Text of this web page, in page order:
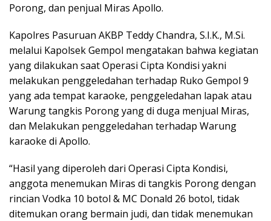
Porong, dan penjual Miras Apollo.
Kapolres Pasuruan AKBP Teddy Chandra, S.I.K., M.Si.
melalui Kapolsek Gempol mengatakan bahwa kegiatan
yang dilakukan saat Operasi Cipta Kondisi yakni
melakukan penggeledahan terhadap Ruko Gempol 9
yang ada tempat karaoke, penggeledahan lapak atau
Warung tangkis Porong yang di duga menjual Miras,
dan Melakukan penggeledahan terhadap Warung
karaoke di Apollo.
“Hasil yang diperoleh dari Operasi Cipta Kondisi,
anggota menemukan Miras di tangkis Porong dengan
rincian Vodka 10 botol & MC Donald 26 botol, tidak
ditemukan orang bermain judi, dan tidak menemukan